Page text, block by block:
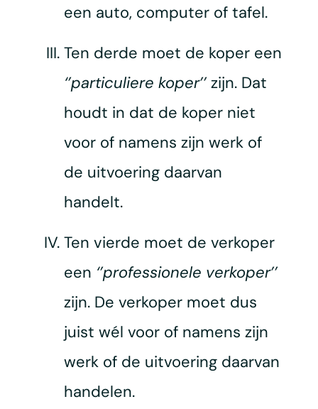
een auto, computer of tafel.
Ten derde moet de koper een
‘’particuliere koper’’zijn. Dat
houdt in dat de koper niet
voor of namens zijn werk of
de uitvoering daarvan
handelt.
Ten vierde moet de verkoper
een ‘’professionele verkoper’’
zijn. De verkoper moet dus
juist wél voor of namens zijn
werk of de uitvoering daarvan
handelen.